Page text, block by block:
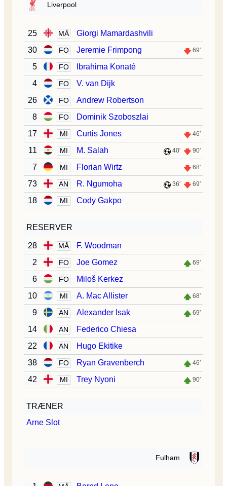
Liverpool
25 MÅ
Giorgi Mamardashvili
30
FO Jeremie Frimpong 69′
5 FO
Ibrahima Konaté
4
FO
V. van Dijk
26
FO
Andrew Robertson
8
FO
Dominik Szoboszlai
17
MI Curtis Jones 46′
11 MI M. Salah 40′ 90′
7 MI Florian Wirtz 68′
73 AN R. Ngumoha 36′ 69′
18 MI Cody Gakpo
RESERVER
28 MÅ
F. Woodman
2
FO Joe Gomez 69′
6 FO
Miloš Kerkez
10
MI A. Mac Allister 68′
9 AN Alexander Isak 69′
14 AN
Federico Chiesa
22
AN
Hugo Ekitike
38
FO Ryan Gravenberch 46′
42 MI Trey Nyoni 90′
TRÆNER
Arne Slot
Fulham